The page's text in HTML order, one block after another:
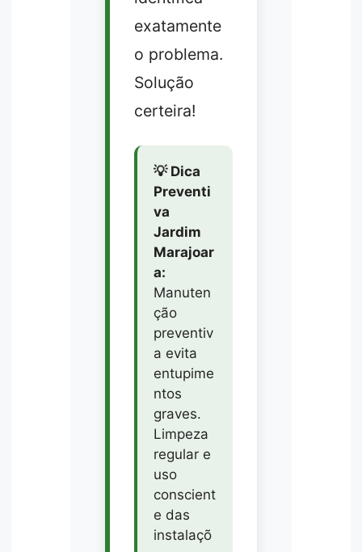
exatamente
o problema.
Solução
certeira!
💡 Dica
Preventi
va
Jardim
Marajoar
a:
Manuten
ção
preventiv
a evita
entupime
ntos
graves.
Limpeza
regular e
uso
conscient
e das
instalaçõ